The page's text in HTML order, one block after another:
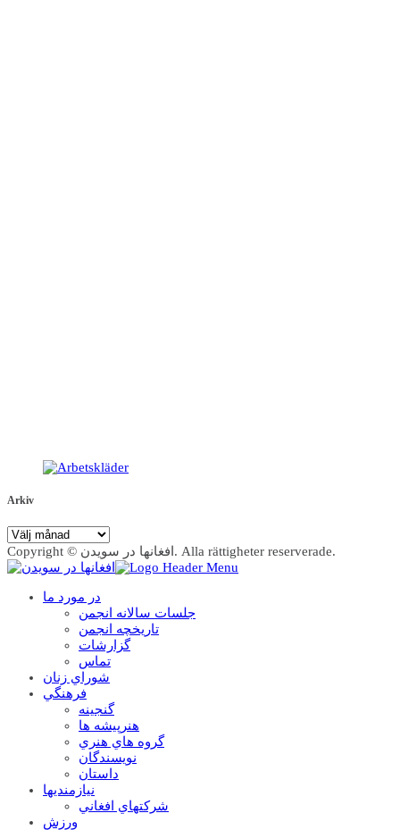
Arkiv
Arkiv
Copyright © افغانها در سویدن. Alla rättigheter reserverade.
در مورد ما
جلسات سالانه انجمن
تاریخچه انجمن
گزارشات
تماس
شوراي زنان
فرهنگي
گنجينه
هنرپيشه ها
گروه هاي هنري
نويسندگان
داستان
نيازمنديها
شرکتهاي افغاني
ورزش